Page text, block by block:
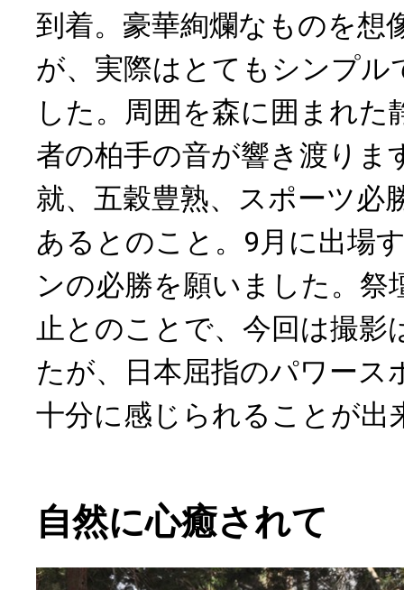
到着。豪華絢爛なものを想
が、実際はとてもシンプル
した。周囲を森に囲まれた
者の柏手の音が響き渡りま
就、五穀豊熟、スポーツ必
あるとのこと。9月に出場
ンの必勝を願いました。祭
止とのことで、今回は撮影
たが、日本屈指のパワース
十分に感じられることが出
自然に心癒されて